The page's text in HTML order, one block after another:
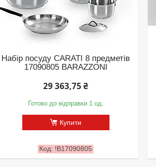
Набір посуду CARATI 8 предметів
17090805 BARAZZONI
29 363,75 ₴
Готово до відправки 1 од.
Купити
!B17090805